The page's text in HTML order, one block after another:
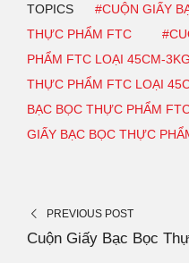
TOPICS #CUỘN GIẤY
THỰC PHẨM FTC
PHẨM FTC LOẠI 45CM-3KG
THỰC PHẨM FTC LOẠI
BẠC BỌC THỰC PHẨM
GIẤY BẠC BỌC THỰC
PREVIOUS POST
Cuộn Giấy Bạc Bọc